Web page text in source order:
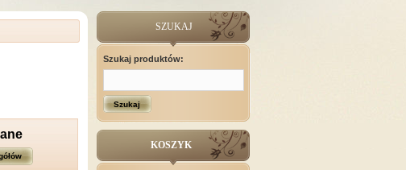
SZUKAJ
Szukaj produktów:
Szukaj
KOSZYK